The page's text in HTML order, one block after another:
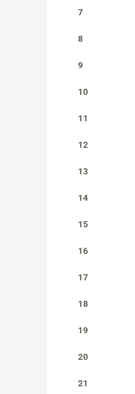
7
8
9
10
11
12
13
14
15
16
17
18
19
20
21